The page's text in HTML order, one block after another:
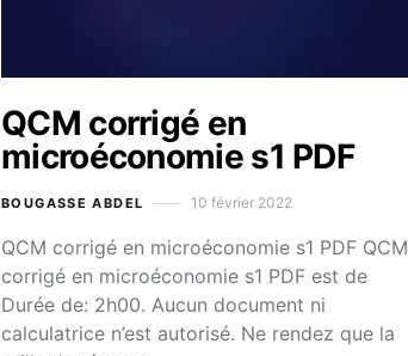
QCM corrigé en
microéconomie s1 PDF
BOUGASSE ABDEL 10 février 2022
QCM corrigé en microéconomie s1 PDF QCM
corrigé en microéconomie s1 PDF est de
Durée de: 2h00. Aucun document ni
calculatrice n’est autorisé. Ne rendez que la